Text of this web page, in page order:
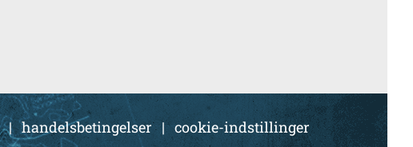
|handelsbetingelser | cookie-indstillinger